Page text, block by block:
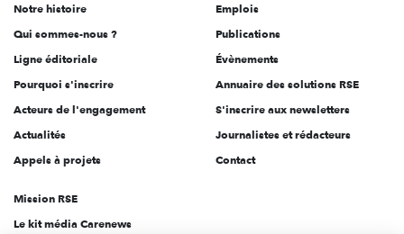
l'engagement
Notre histoire
Qui sommes-nous ?
Ligne éditoriale
Pourquoi s'inscrire
Acteurs de l'engagement
Actualités
Appels à projets
Emplois
Publications
Évènements
Annuaire des solutions RSE
S'inscrire aux newsletters
Journalistes et rédacteurs
Contact
Mission RSE
Le kit média Carenews